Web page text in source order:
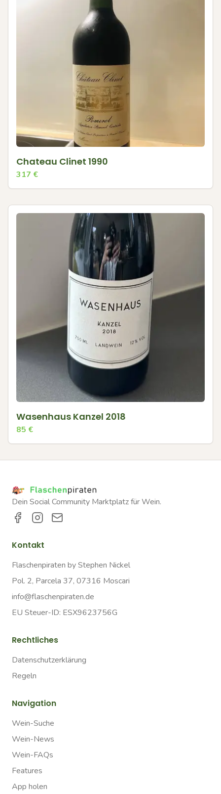
Chateau Clinet 1990
317 €
Wasenhaus Kanzel 2018
85 €
Dein Social Community Marktplatz für Wein.
Kontakt
Flaschenpiraten by Stephen Nickel
Pol. 2, Parcela 37, 07316 Moscari
info@flaschenpiraten.de
EU Steuer-ID: ESX9623756G
Rechtliches
Datenschutzerklärung
Regeln
Navigation
Wein-Suche
Wein-News
Wein-FAQs
Features
App holen